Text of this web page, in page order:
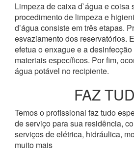
Limpeza de caixa d`água e coisa
procedimento de limpeza e
d’água consiste em três etapas.
esvaziamento dos reservatórios.
efetua o enxague e a
materiais específicos. Por fim,
água potável no recipiente.
FAZ
Temos o profissional faz tudo
de serviço para sua residência,
serviços de elétrica, hidráulica,
muito mais